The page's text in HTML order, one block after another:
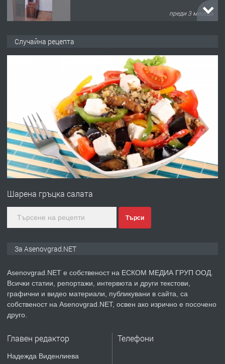
преди 3 месеца
преди 10 месеца
Професионална броячна машина -
със сертификат от ЕЦБ
преди 1 година
ПРЕДЛАГА
Професионална зеленчукорезачка
преди 2 години
ПРЕДЛАГА
Давам индивидуалани уроци по
Случайна рецепта
Шарена гръцка салата
Търси
За Asenovgrad.NET
Asenovgrad.NET е собственост на ЕСКОМ МЕДИА ГРУП ООД.
Всички статии, репортажи, интервюта и други текстови,
графични и видео материали, публикувани в сайта, са
собственост на Asenovgrad.NET, освен ако изрично е посочено
друго.
Главен редактор
Надежда Виденлиева
Телефони